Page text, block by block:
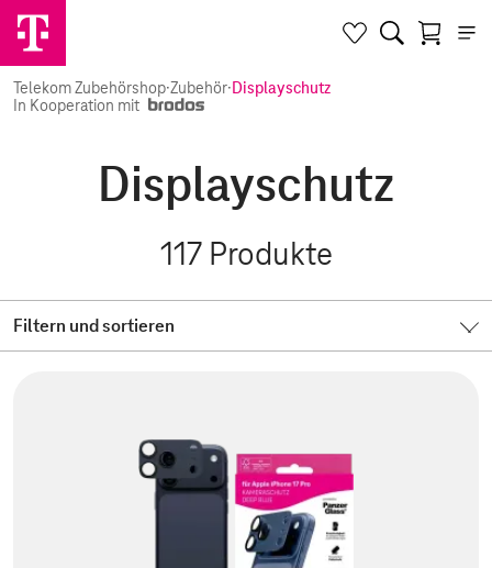
Telekom Zubehörshop·Zubehör·Displayschutz
In Kooperation mit
Displayschutz
117 Produkte
Filtern und sortieren